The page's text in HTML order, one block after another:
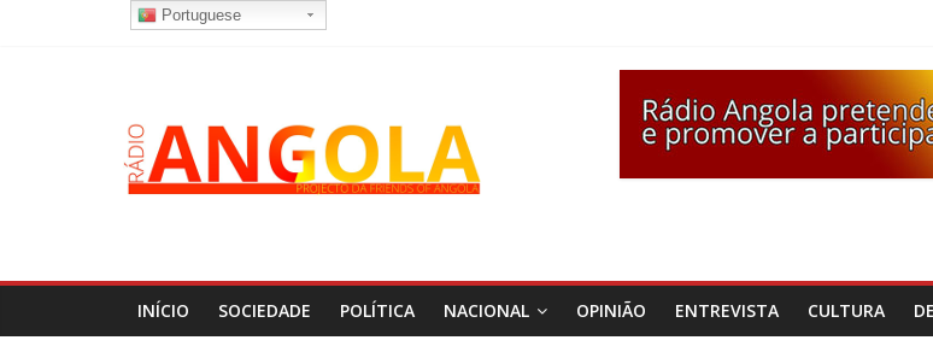
INÍCIO SOCIEDADE POLÍTICA NACIONAL OPINIÃO ENTREVISTA CULTURA
Portuguese